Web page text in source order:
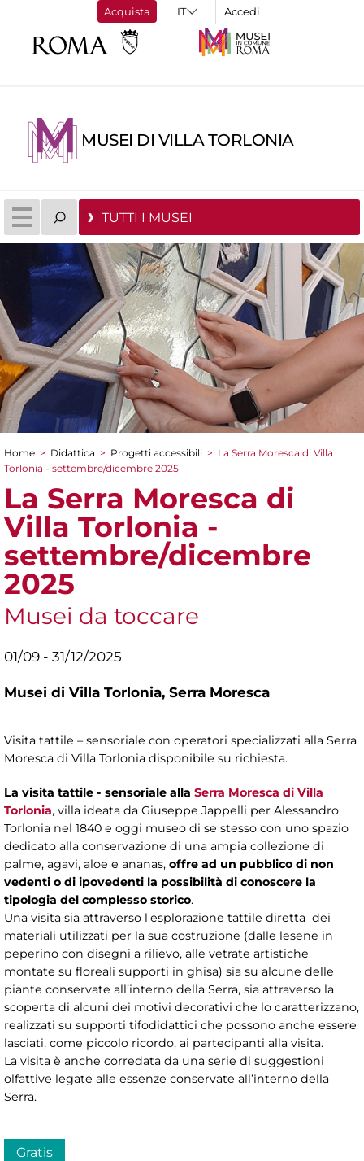
Acquista Accedi
MUSEI DI VILLA TORLONIA
TUTTI I MUSEI
Tu sei qui
Home > Didattica > Progetti accessibili > La Serra Moresca di Villa
Torlonia - settembre/dicembre 2025
La Serra Moresca di
Villa Torlonia -
settembre/dicembre
2025
Musei da toccare
01/09 - 31/12/2025
Musei di Villa Torlonia, Serra Moresca
Visita tattile – sensoriale con operatori specializzati alla Serra
Moresca di Villa Torlonia disponibile su richiesta.
La visita tattile - sensoriale alla Serra Moresca di Villa
Torlonia, villa ideata da Giuseppe Jappelli per Alessandro
Torlonia nel 1840 e oggi museo di se stesso con uno spazio
dedicato alla conservazione di una ampia collezione di
palme, agavi, aloe e ananas, offre ad un pubblico di non
vedenti o di ipovedenti la possibilità di conoscere la
tipologia del complesso storico.
Una visita sia attraverso l'esplorazione tattile diretta dei
materiali utilizzati per la sua costruzione (dalle lesene in
peperino con disegni a rilievo, alle vetrate artistiche
montate su floreali supporti in ghisa) sia su alcune delle
piante conservate all’interno della Serra, sia attraverso la
scoperta di alcuni dei motivi decorativi che lo caratterizzano,
realizzati su supporti tifodidattici che possono anche essere
lasciati, come piccolo ricordo, ai partecipanti alla visita.
La visita è anche corredata da una serie di suggestioni
olfattive legate alle essenze conservate all’interno della
Serra.
Gratis